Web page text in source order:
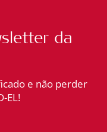
da
e não perder
EL!